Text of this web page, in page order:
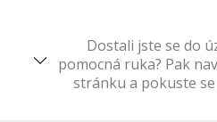
content
Dostali jste se do
pomocná ruka? Pak
stránku a pokuste